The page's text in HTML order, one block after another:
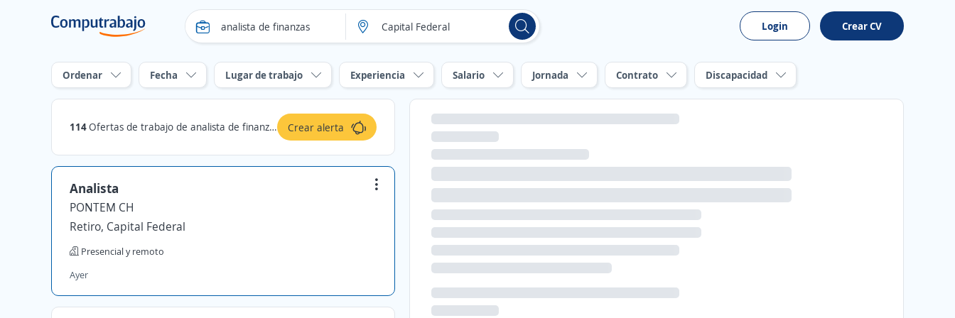
Login Crear CV
Ordenar Fecha Lugar de trabajo Experiencia Salario Jornada Contrato Discapacidad
114Ofertas de trabajo de analista de finanzas en Capital Federal Crear alerta
Analista
PONTEM CH
Retiro, Capital Federal
Presencial y remoto
Ayer